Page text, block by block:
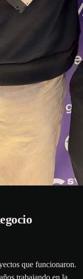
que funcionaron.
trabajando en la